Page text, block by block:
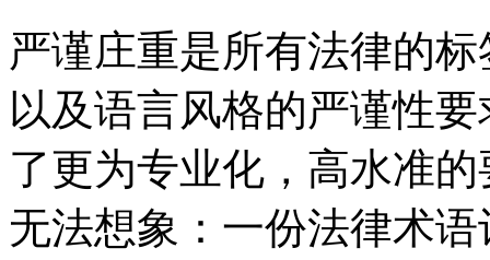
严谨庄重是所有法律的
以及语言风格的严谨性
了更为专业化，高水准
无法想象：一份法律术